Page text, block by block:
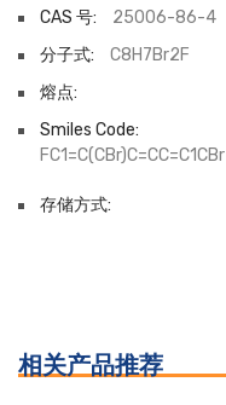
CAS 号: 25006-86-4
分子式:
C8H7Br2F
熔点:
Smiles Code:
FC1=C(CBr)C=CC=C1CBr
存储方式:
相关产品推荐